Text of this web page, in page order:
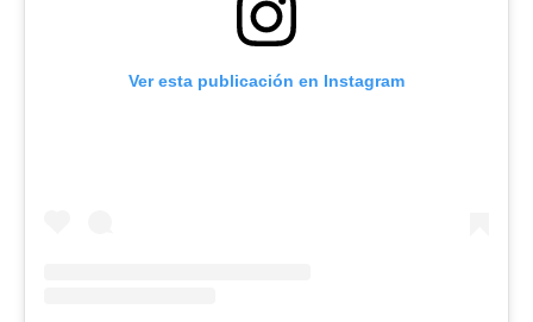
Ver esta publicación en Instagram